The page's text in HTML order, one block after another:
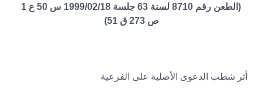
(الطعن رقم 8710 لسنة 63 جلسة 1999/02/18 س 50 ع 1
ص 273 ق 51)
أثر شطب الدعوى الأصلية على الفرعية